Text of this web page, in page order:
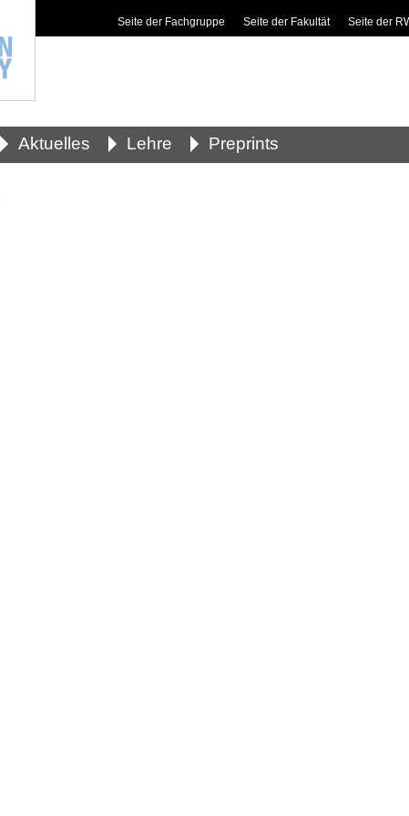
Seite der Fachgruppe Seite der Fakultät Seite der
Aktuelles Lehre Preprints